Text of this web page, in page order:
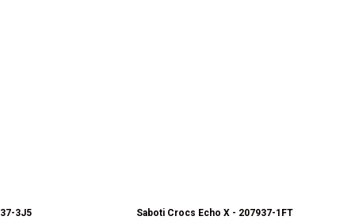
3J5 Saboti Crocs Echo X - 207937-1FT